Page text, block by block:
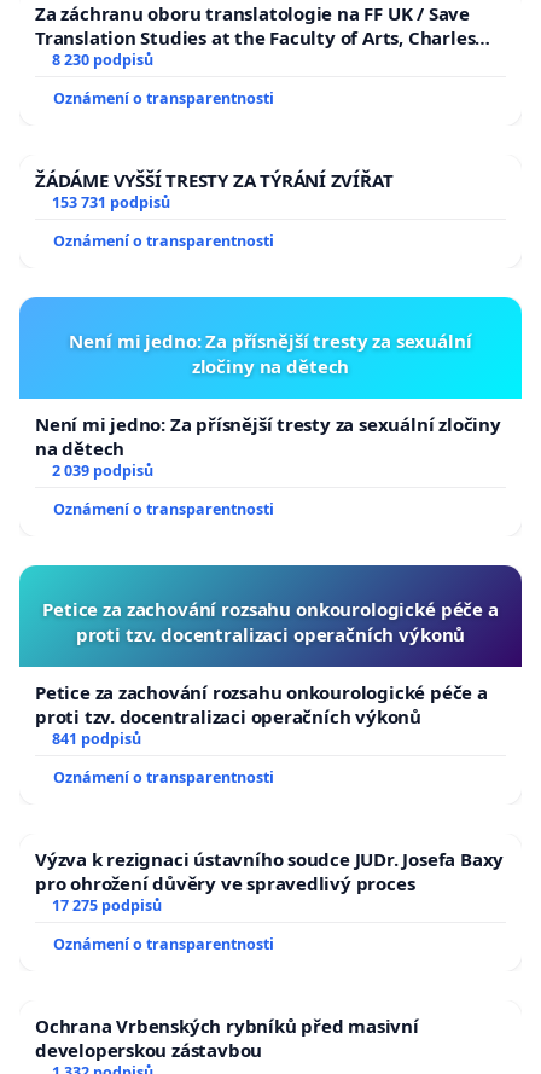
Za záchranu oboru translatologie na FF UK / Save
Translation Studies at the Faculty of Arts, Charles
University
8 230 podpisů
Oznámení o transparentnosti
ŽÁDÁME VYŠŠÍ TRESTY ZA TÝRÁNÍ ZVÍŘAT
153 731 podpisů
Oznámení o transparentnosti
Není mi jedno: Za přísnější tresty za sexuální
zločiny na dětech
Není mi jedno: Za přísnější tresty za sexuální zločiny
na dětech
2 039 podpisů
Oznámení o transparentnosti
Petice za zachování rozsahu onkourologické péče a
proti tzv. docentralizaci operačních výkonů
Petice za zachování rozsahu onkourologické péče a
proti tzv. docentralizaci operačních výkonů
841 podpisů
Oznámení o transparentnosti
Výzva k rezignaci ústavního soudce JUDr. Josefa Baxy
pro ohrožení důvěry ve spravedlivý proces
17 275 podpisů
Oznámení o transparentnosti
Ochrana Vrbenských rybníků před masivní
developerskou zástavbou